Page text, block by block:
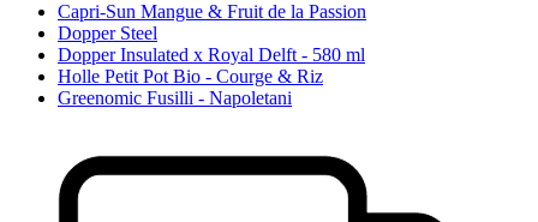
Capri-Sun Mangue & Fruit de la Passion
Dopper Steel
Dopper Insulated x Royal Delft - 580 ml
Holle Petit Pot Bio - Courge & Riz
Greenomic Fusilli - Napoletani